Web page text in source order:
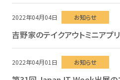
2022年04月04日 お知らせ
吉野家のテイクアウトミニアプ
2022年04月01日 お知らせ